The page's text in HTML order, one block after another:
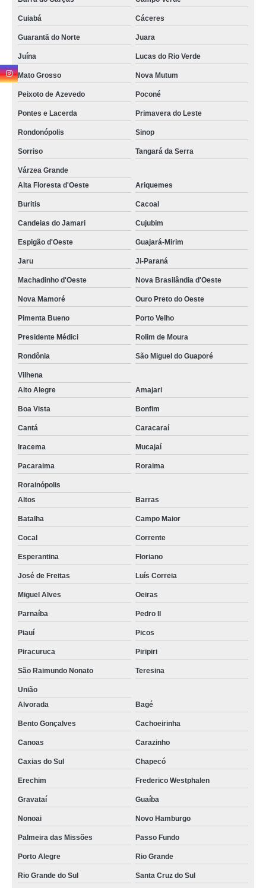
Cuiabá Cáceres
Guarantã do Norte Juara
Juína Lucas do Rio Verde
Mato Grosso Nova Mutum
Peixoto de Azevedo Poconé
Pontes e Lacerda Primavera do Leste
Rondonópolis Sinop
Sorriso Tangará da Serra
Várzea Grande
Alta Floresta d'Oeste
Ariquemes
Buritis Cacoal
Candeias do Jamari Cujubim
Espigão d'Oeste Guajará-Mirim
Jaru Ji-Paraná
Machadinho d'Oeste Nova Brasilândia d'Oeste
Nova Mamoré Ouro Preto do Oeste
Pimenta Bueno Porto Velho
Presidente Médici Rolim de Moura
Rondônia São Miguel do Guaporé
Vilhena
Alto Alegre
Amajari
Boa Vista Bonfim
Cantá Caracaraí
Iracema Mucajaí
Pacaraima Roraima
Rorainópolis
Altos
Barras
Batalha Campo Maior
Cocal Corrente
Esperantina Floriano
José de Freitas Luís Correia
Miguel Alves Oeiras
Parnaíba Pedro II
Piauí Picos
Piracuruca Piripiri
São Raimundo Nonato Teresina
União
Alvorada
Bagé
Bento Gonçalves Cachoeirinha
Canoas Carazinho
Caxias do Sul Chapecó
Erechim Frederico Westphalen
Gravataí Guaíba
Nonoai Novo Hamburgo
Palmeira das Missões Passo Fundo
Porto Alegre Rio Grande
Rio Grande do Sul Santa Cruz do Sul